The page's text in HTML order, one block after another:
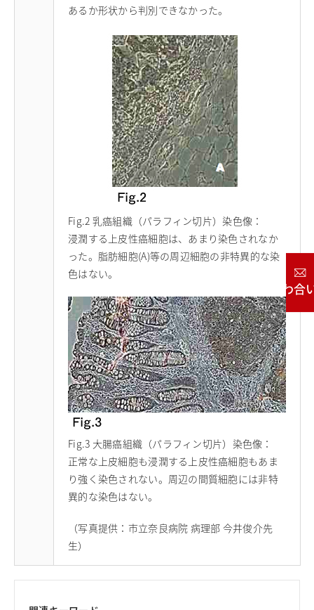
あるか形状から判別できなかった。
Fig.2 乳癌組織（パラフィン切片）染色像：
浸潤する上皮性癌細胞は、あまり染色されなか
った。脂肪細胞(A)等の周辺細胞の非特異的な染
色はない。
Fig.3 大腸癌組織（パラフィン切片）染色像：
正常な上皮細胞も浸潤する上皮性癌細胞もあま
り強く染色されない。周辺の間質細胞には非特
異的な染色はない。
（写真提供：市立奈良病院 病理部 今井俊介先
生）